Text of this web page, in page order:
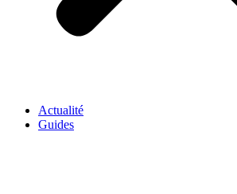
Actualité
Guides